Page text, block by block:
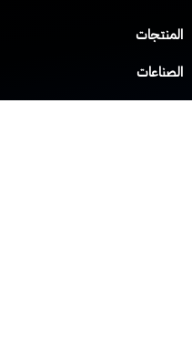
المنتجات
الصناعات
مركز المساعدة